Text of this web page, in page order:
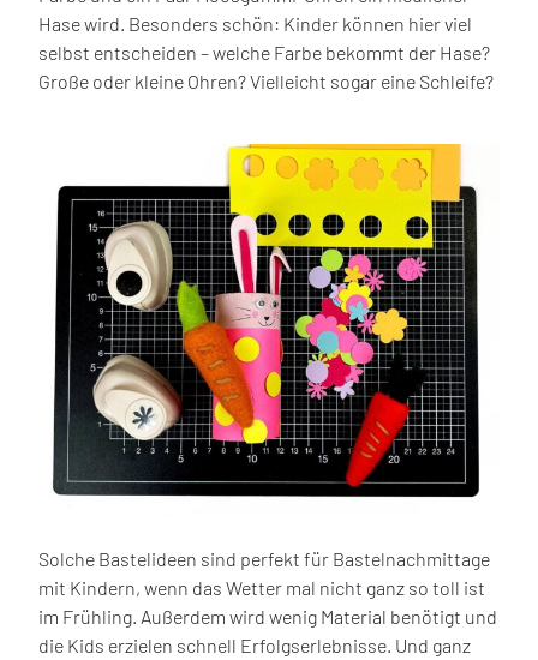
Hase wird. Besonders schön: Kinder können hier viel
selbst entscheiden – welche Farbe bekommt der Hase?
Große oder kleine Ohren? Vielleicht sogar eine Schleife?
Solche Bastelideen sind perfekt für Bastelnachmittage
mit Kindern, wenn das Wetter mal nicht ganz so toll ist
im Frühling. Außerdem wird wenig Material benötigt und
die Kids erzielen schnell Erfolgserlebnisse. Und ganz